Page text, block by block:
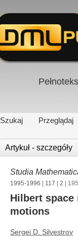
Szukaj Przeglądaj
Artykuł - szczegóły
Studia
1995-1996 117 2 |
Hilbert space
motions
Sergei D. Silvestrov